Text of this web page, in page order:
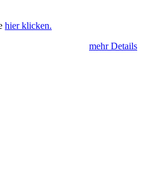
hier klicken.
mehr Details